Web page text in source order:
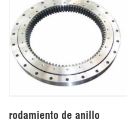
rodamiento de anillo